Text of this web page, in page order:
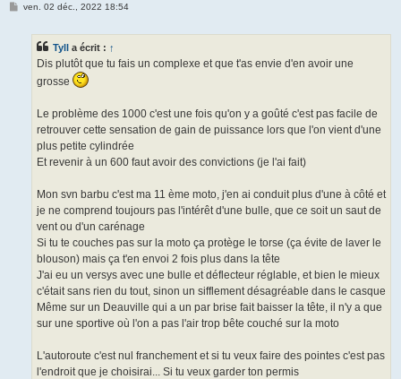
Mven. 02 déc., 2022 18:54
Tyll a écrit : ↑
Dis plutôt que tu fais un complexe et que t'as envie d'en avoir une
grosse
Le problème des 1000 c'est une fois qu'on y a goûté c'est pas facile de
retrouver cette sensation de gain de puissance lors que l'on vient d'une
plus petite cylindrée
Et revenir à un 600 faut avoir des convictions (je l'ai fait)
Mon svn barbu c'est ma 11 ème moto, j'en ai conduit plus d'une à côté et
je ne comprend toujours pas l'intérêt d'une bulle, que ce soit un saut de
vent ou d'un carénage
Si tu te couches pas sur la moto ça protège le torse (ça évite de laver le
blouson) mais ça t'en envoi 2 fois plus dans la tête
J'ai eu un versys avec une bulle et déflecteur réglable, et bien le mieux
c'était sans rien du tout, sinon un sifflement désagréable dans le casque
Même sur un Deauville qui a un par brise fait baisser la tête, il n'y a que
sur une sportive où l'on a pas l'air trop bête couché sur la moto
L'autoroute c'est nul franchement et si tu veux faire des pointes c'est pas
l'endroit que je choisirai... Si tu veux garder ton permis